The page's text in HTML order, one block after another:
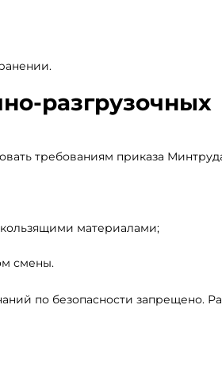
разгрузочных
требованиям приказа
материалами;
смены.
по безопасности запрещено.